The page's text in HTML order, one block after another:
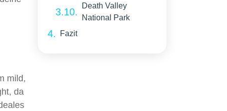
mild,
da
Death Valley
National Park
Fazit